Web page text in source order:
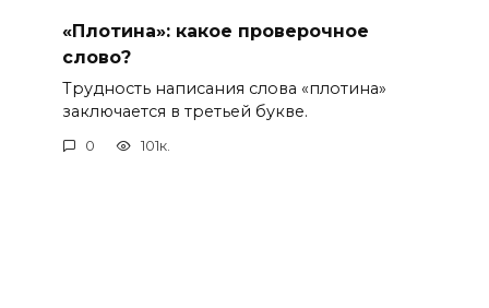
«Плотина»: какое проверочное
слово?
Трудность написания слова «плотина»
заключается в третьей букве.
0 101к.